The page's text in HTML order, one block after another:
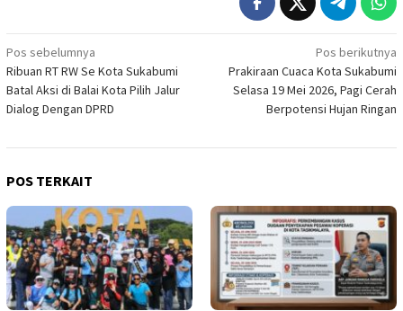
Navigasi
pos
Pos sebelumnya
Ribuan RT RW Se Kota Sukabumi
Batal Aksi di Balai Kota Pilih Jalur
Dialog Dengan DPRD
Pos berikutnya
Prakiraan Cuaca Kota Sukabumi
Selasa 19 Mei 2026, Pagi Cerah
Berpotensi Hujan Ringan
POS TERKAIT